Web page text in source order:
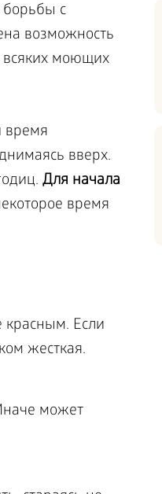
борьбы с
возможность
всяких моющих
время
вверх.
Для начала
время
красным. Если
жесткая.
может